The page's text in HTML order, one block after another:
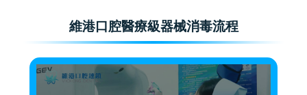
維港口腔醫療級器械消毒流程